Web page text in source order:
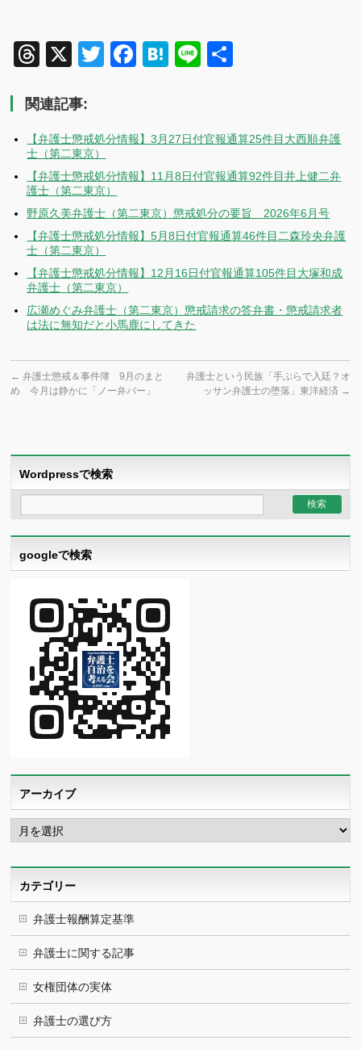
Threads
X TwitterFacebook
Hatena
Line
関連記事:
【弁護士懲戒処分情報】3月27日付官報通算25件目大西順弁護
士（第二東京）
【弁護士懲戒処分情報】11月8日付官報通算92件目井上健二弁
護士（第二東京）
野原久美弁護士（第二東京）懲戒処分の要旨 2026年6月号
【弁護士懲戒処分情報】5月8日付官報通算46件目二森玲央弁護
士（第二東京）
【弁護士懲戒処分情報】12月16日付官報通算105件目大塚和成
弁護士（第二東京）
広瀬めぐみ弁護士（第二東京）懲戒請求の答弁書・懲戒請求者
は法に無知だと小馬鹿にしてきた
← 弁護士懲戒＆事件簿 9月のまと
め 今月は静かに「ノー弁バー」
弁護士という民族「手ぶらで入廷？オ
ッサン弁護士の堕落」東洋経済 →
Wordpressで検索
googleで検索
アーカイブ
ア
ー
カ
カテゴリー
弁護士報酬算定基準
弁護士に関する記事
女権団体の実体
弁護士の選び方